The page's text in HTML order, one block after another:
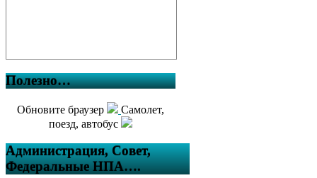
Полезно…
Обновите браузер
Самолет,
поезд, автобус
Администрация, Совет,
Федеральные НПА….